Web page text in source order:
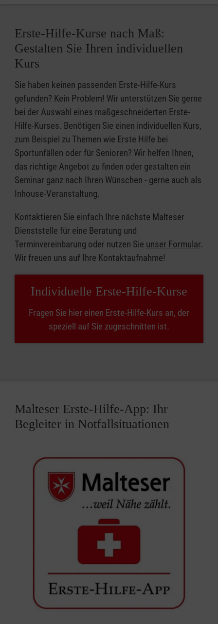
Erste-Hilfe-Kurse nach Maß:
Gestalten Sie Ihren individuellen
Kurs
Sie haben keinen passenden Erste-Hilfe-Kurs
gefunden? Kein Problem! Wir unterstützen Sie gerne
bei der Auswahl eines maßgeschneiderten Erste-
Hilfe-Kurses. Benötigen Sie einen individuellen Kurs,
zum Beispiel zu Themen wie Erste Hilfe bei
Sportunfällen oder für Senioren? Wir helfen Ihnen,
das richtige Angebot zu finden oder gestalten ein
Seminar ganz nach Ihren Wünschen - gerne auch als
Inhouse-Veranstaltung.
Kontaktieren Sie einfach Ihre nächste Malteser
Dienststelle für eine Beratung und
Terminvereinbarung oder nutzen Sie unser Formular.
Wir freuen uns auf Ihre Kontaktaufnahme!
Individuelle Erste-Hilfe-Kurse
Fragen Sie hier einen Erste-Hilfe-Kurs an, der
speziell auf Sie zugeschnitten ist.
Malteser Erste-Hilfe-App: Ihr
Begleiter in Notfallsituationen